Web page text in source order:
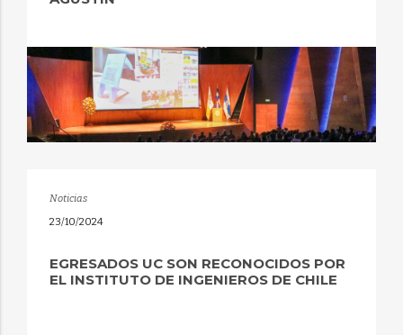
Noticias
23/10/2024
EGRESADOS UC SON RECONOCIDOS POR
EL INSTITUTO DE INGENIEROS DE CHILE